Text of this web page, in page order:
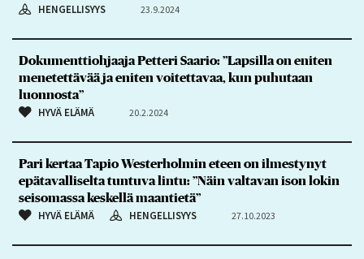
HENGELLISYYS 23.9.2024
Dokumenttiohjaaja Petteri Saario: ”Lapsilla on eniten
menetettävää ja eniten voitettavaa, kun puhutaan
luonnosta”
HYVÄ ELÄMÄ 20.2.2024
Pari kertaa Tapio Westerholmin eteen on ilmestynyt
epätavalliselta tuntuva lintu: ”Näin valtavan ison lokin
seisomassa keskellä maantietä”
HYVÄ ELÄMÄ HENGELLISYYS 27.10.2023